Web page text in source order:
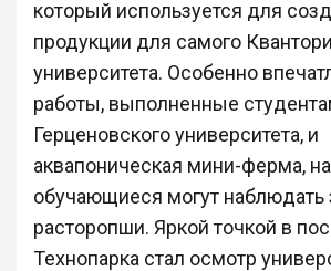
который используется для
продукции для самого
университета. Особенно
работы, выполненные
Герценовского университета, и
аквапоническая мини-ферма,
обучающиеся могут наблюдать
расторопши. Яркой точкой в
Технопарка стал осмотр